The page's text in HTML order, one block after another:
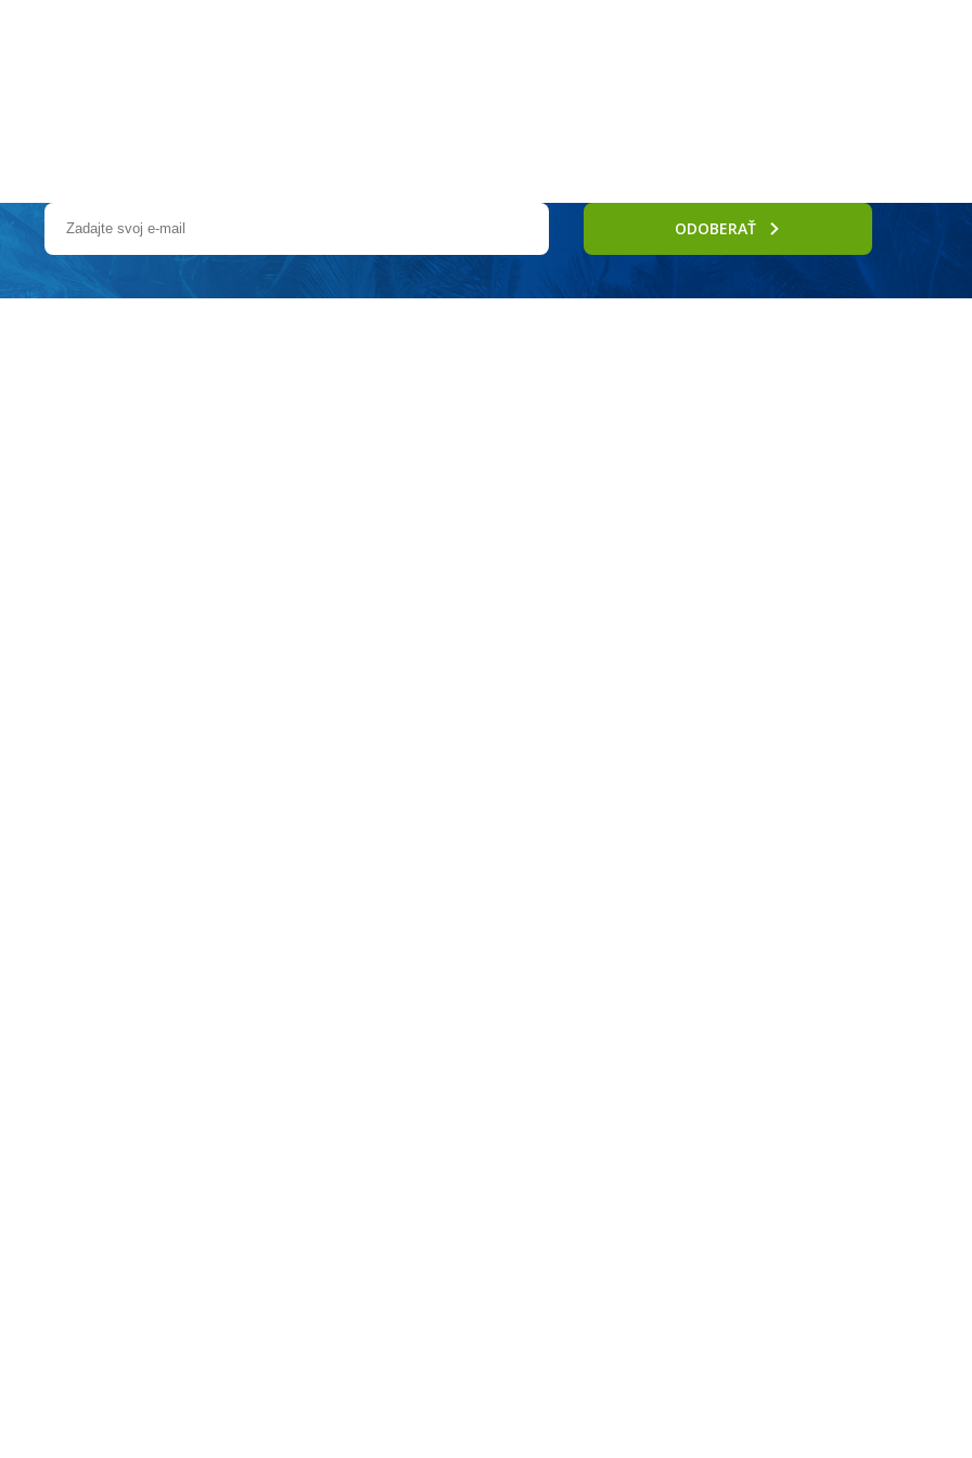
3 reštaurácie à la carte, 5 barov, cukráreň, snack bar, 3 bazény s terasou na slnenie (jeden so šmykľavkami), vnútorný bazén, obchodná
osušky za kauciu.
formou bufetu
(09:00–00.00 hod.), káva, čaj.
stredomorskej a talianskej reštaurácie)
nápoje, káva, čaj, pivo, víno)
stolný futbal
ihrisko, aquapark.
ODOBERAŤ